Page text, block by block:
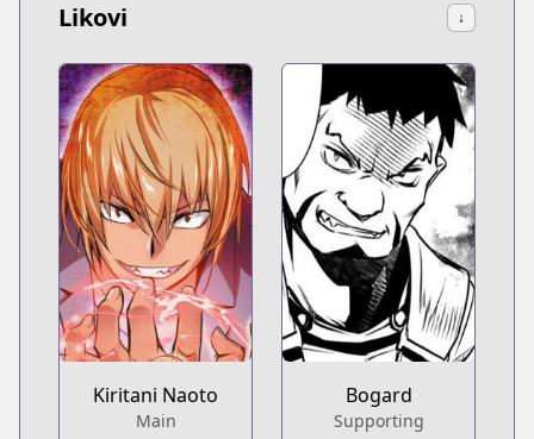
Likovi ↓
Kiritani Naoto
Main
Bogard
Supporting